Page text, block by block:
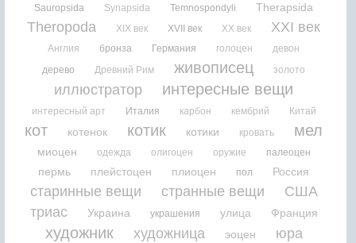
Sauropsida Synapsida Temnospondyli Therapsida
Theropoda XIX век XVII век XX век XXI век
Англия бронза Германия голоцен
девон
дерево
Древний Рим живописец золото
иллюстратор интересные вещи
интересный арт Италия карбон кембрий Китай
кот котенок котик котики кровать мел
миоцен одежда олигоцен оружие палеоцен
пермь плейстоцен плиоцен пол Россия
старинные вещи странные вещи
США
триас
Украина украшения улица Франция
художник художница эоцен юра